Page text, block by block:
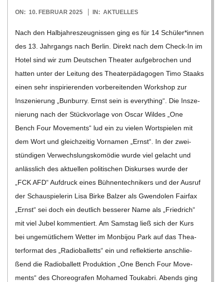
2025-
ON: 10. FEBRUAR 2025 IN: AKTUELLES
Nach den Halb­jah­res­zeug­nis­sen ging es für 14 Schüler*innen
des 13. Jahr­gangs nach Ber­lin. Direkt nach dem Check-In im
Hotel sind wir zum Deut­schen Thea­ter auf­ge­bro­chen und
hat­ten unter der Lei­tung des Thea­ter­päd­ago­gen Timo Staaks
einen sehr inspi­rie­ren­den vor­be­rei­ten­den Work­shop zur
Insze­nie­rung „Bun­burry. Ernst sein is ever­y­thing“. Die Insze­
nie­rung nach der Stück­vor­lage von Oscar Wil­des „One
Bench Four Move­ments“ lud ein zu vie­len Wort­spie­len mit
dem Wort und gleich­zei­tig Vor­na­men „Ernst“. In der zwei­
stün­di­gen Ver­wechs­lungs­ko­mö­die wurde viel gelacht und
anläss­lich des aktu­el­len poli­ti­schen Dis­kur­ses wurde der
„FCK AFD“ Auf­druck eines Büh­nen­tech­ni­kers und der Aus­ruf
der Schau­spie­le­rin Lisa Birke Bal­zer als Gwen­do­len Fair­fax
„Ernst“ sei doch ein deut­lich bes­se­rer Name als „Fried­rich“
mit viel Jubel kom­men­tiert. Am Sams­tag ließ sich der Kurs
bei unge­müt­li­chem Wet­ter im Mon­bi­jou Park auf das Thea­
ter­for­mat des „Radio­bal­letts“ ein und reflek­tierte anschlie­
ßend die Radio­bal­lett Pro­duk­tion „One Bench Four Move­
ments“ des Cho­reo­gra­fen Moha­med Tou­ka­bri. Abends ging